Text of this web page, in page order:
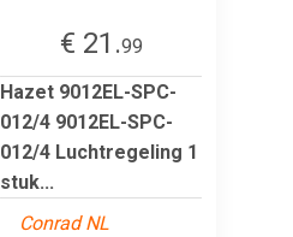
€ 21.99
Hazet 9012EL-SPC-
012/4 9012EL-SPC-
012/4 Luchtregeling 1
stuk...
Conrad NL